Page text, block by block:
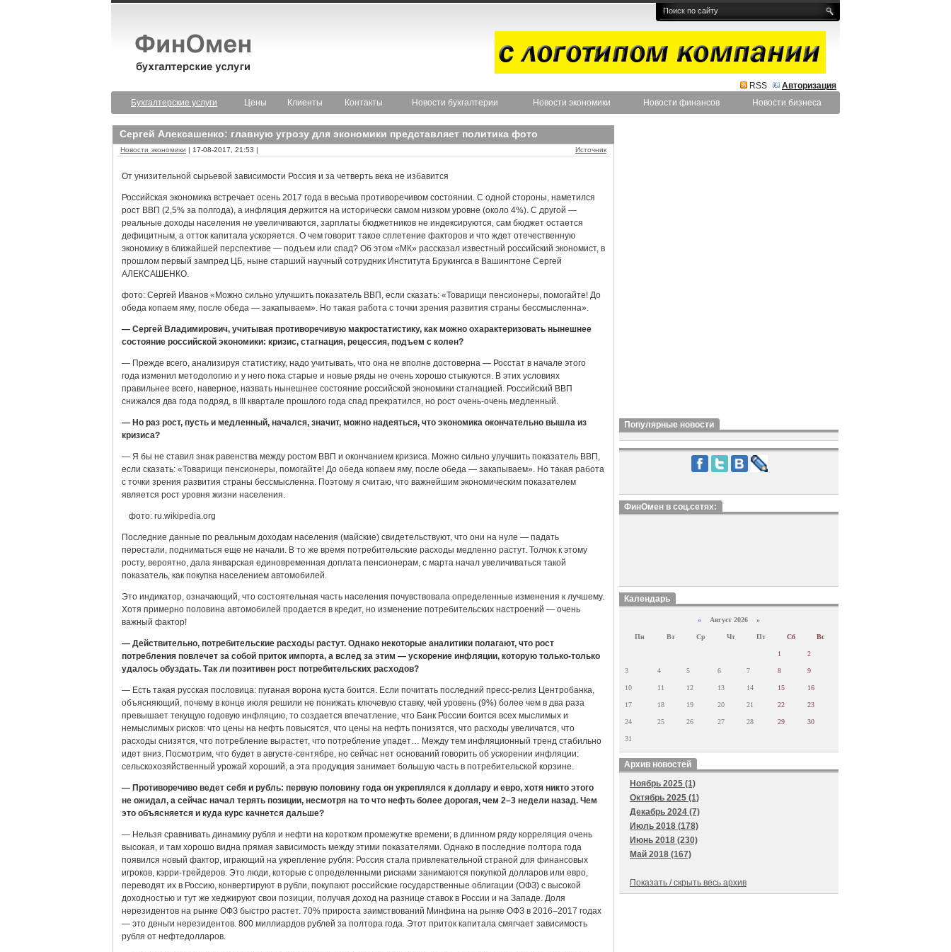
RSS
Авторизация
Бухгалтерские услуги
Цены Клиенты Контакты Новости бухгалтерии Новости экономики Новости финансов Новости бизнеса
Сергей Алексашенко: главную угрозу для экономики представляет политика фото
Новости экономики | 17-08-2017, 21:53 | Источник
От унизительной сырьевой зависимости Россия и за четверть века не избавится
Российская экономика встречает осень 2017 года в весьма противоречивом состоянии. С одной стороны, наметился
рост ВВП (2,5% за полгода), а инфляция держится на исторически самом низком уровне (около 4%). С другой —
реальные доходы населения не увеличиваются, зарплаты бюджетников не индексируются, сам бюджет остается
дефицитным, а отток капитала ускоряется. О чем говорит такое сплетение факторов и что ждет отечественную
экономику в ближайшей перспективе — подъем или спад? Об этом «МК» рассказал известный российский экономист, в
прошлом первый зампред ЦБ, ныне старший научный сотрудник Института Брукингса в Вашингтоне Сергей
АЛЕКСАШЕНКО.
фото: Сергей Иванов «Можно сильно улучшить показатель ВВП, если сказать: «Товарищи пенсионеры, помогайте! До
обеда копаем яму, после обеда — закапываем». Но такая работа с точки зрения развития страны бессмысленна».
— Сергей Владимирович, учитывая противоречивую макростатистику, как можно охарактеризовать нынешнее
состояние российской экономики: кризис, стагнация, рецессия, подъем с колен?
— Прежде всего, анализируя статистику, надо учитывать, что она не вполне достоверна — Росстат в начале этого
года изменил методологию и у него пока старые и новые ряды не очень хорошо стыкуются. В этих условиях
правильнее всего, наверное, назвать нынешнее состояние российской экономики стагнацией. Российский ВВП
снижался два года подряд, в III квартале прошлого года спад прекратился, но рост очень-очень медленный.
— Но раз рост, пусть и медленный, начался, значит, можно надеяться, что экономика окончательно вышла из
кризиса?
— Я бы не ставил знак равенства между ростом ВВП и окончанием кризиса. Можно сильно улучшить показатель ВВП,
если сказать: «Товарищи пенсионеры, помогайте! До обеда копаем яму, после обеда — закапываем». Но такая работа
с точки зрения развития страны бессмысленна. Поэтому я считаю, что важнейшим экономическим показателем
является рост уровня жизни населения.
фото: ru.wikipedia.org
Последние данные по реальным доходам населения (майские) свидетельствуют, что они на нуле — падать
перестали, подниматься еще не начали. В то же время потребительские расходы медленно растут. Толчок к этому
росту, вероятно, дала январская единовременная доплата пенсионерам, с марта начал увеличиваться такой
показатель, как покупка населением автомобилей.
Это индикатор, означающий, что состоятельная часть населения почувствовала определенные изменения к лучшему.
Хотя примерно половина автомобилей продается в кредит, но изменение потребительских настроений — очень
важный фактор!
— Действительно, потребительские расходы растут. Однако некоторые аналитики полагают, что рост
потребления повлечет за собой приток импорта, а вслед за этим — ускорение инфляции, которую только-только
удалось обуздать. Так ли позитивен рост потребительских расходов?
— Есть такая русская пословица: пуганая ворона куста боится. Если почитать последний пресс-релиз Центробанка,
объясняющий, почему в конце июля решили не понижать ключевую ставку, чей уровень (9%) более чем в два раза
превышает текущую годовую инфляцию, то создается впечатление, что Банк России боится всех мыслимых и
немыслимых рисков: что цены на нефть повысятся, что цены на нефть понизятся, что расходы увеличатся, что
расходы снизятся, что потребление вырастет, что потребление упадет… Между тем инфляционный тренд стабильно
идет вниз. Посмотрим, что будет в августе-сентябре, но сейчас нет оснований говорить об ускорении инфляции:
сельскохозяйственный урожай хороший, а эта продукция занимает большую часть в потребительской корзине.
— Противоречиво ведет себя и рубль: первую половину года он укреплялся к доллару и евро, хотя никто этого
не ожидал, а сейчас начал терять позиции, несмотря на то что нефть более дорогая, чем 2–3 недели назад. Чем
это объясняется и куда курс качнется дальше?
— Нельзя сравнивать динамику рубля и нефти на коротком промежутке времени; в длинном ряду корреляция очень
высокая, и там хорошо видна прямая зависимость между этими показателями. Однако в последние полтора года
появился новый фактор, играющий на укрепление рубля: Россия стала привлекательной страной для финансовых
игроков, кэрри-трейдеров. Это люди, которые с определенными рисками занимаются покупкой долларов или евро,
переводят их в Россию, конвертируют в рубли, покупают российские государственные облигации (ОФЗ) с высокой
доходностью и тут же хеджируют свои позиции, получая доход на разнице ставок в России и на Западе. Доля
нерезидентов на рынке ОФЗ быстро растет. 70% прироста заимствований Минфина на рынке ОФЗ в 2016–2017 годах
— это деньги нерезидентов. 800 миллиардов рублей за полтора года. Этот приток капитала смягчает зависимость
рубля от нефтедолларов.
Популярные новости
ФинОмен в соц.сетях:
Календарь
« Август 2026 »
Пн Вт Ср Чт Пт Сб Вс
1 2
3 4 5 6 7 8 9
10 11 12 13 14 15 16
17 18 19 20 21 22 23
24 25 26 27 28 29 30
31
Архив новостей
Ноябрь 2025 (1)
Октябрь 2025 (1)
Декабрь 2024 (7)
Июль 2018 (178)
Июнь 2018 (230)
Май 2018 (167)
Показать / скрыть весь архив